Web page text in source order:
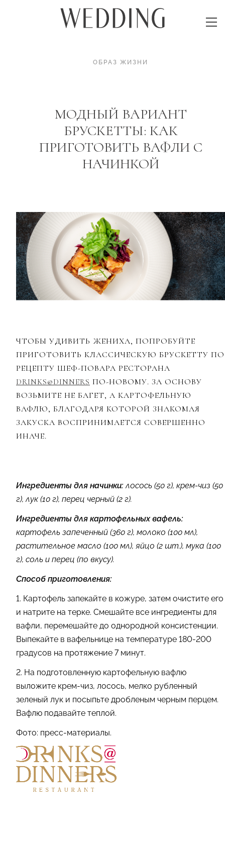
ОБРАЗ ЖИЗНИ
МОДНЫЙ ВАРИАНТ
БРУСКЕТТЫ: КАК
ПРИГОТОВИТЬ ВАФЛИ С
НАЧИНКОЙ
ЧТОБЫ УДИВИТЬ ЖЕНИХА, ПОПРОБУЙТЕ
ПРИГОТОВИТЬ КЛАССИЧЕСКУЮ БРУСКЕТТУ ПО
РЕЦЕПТУ ШЕФ-ПОВАРА РЕСТОРАНА
DRINKS@DINNERS ПО-НОВОМУ. ЗА ОСНОВУ
ВОЗЬМИТЕ НЕ БАГЕТ, А КАРТОФЕЛЬНУЮ
ВАФЛЮ, БЛАГОДАРЯ КОТОРОЙ ЗНАКОМАЯ
ЗАКУСКА ВОСПРИНИМАЕТСЯ СОВЕРШЕННО
ИНАЧЕ.
Ингредиенты для начинки: лосось (50 г), крем-чиз (50
г), лук (10 г), перец черный (2 г).
Ингредиенты для картофельных вафель:
картофель запеченный (360 г), молоко (100 мл),
растительное масло (100 мл), яйцо (2 шт.), мука (100
г), соль и перец (по вкусу).
Способ приготовления:
1. Картофель запекайте в кожуре, затем очистите его
и натрите на терке. Смешайте все ингредиенты для
вафли, перемешайте до однородной консистенции.
Выпекайте в вафельнице на температуре 180-200
градусов на протяжение 7 минут.
2. На подготовленную картофельную вафлю
выложите крем-чиз, лосось, мелко рубленный
зеленый лук и посыпьте дробленым черным перцем.
Вафлю подавайте теплой.
Фото: пресс-материалы.